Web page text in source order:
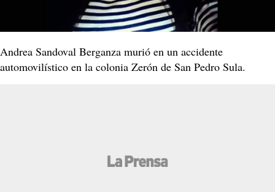
Andrea Sandoval Berganza murió en un accidente
automovilístico en la colonia Zerón de San Pedro Sula.